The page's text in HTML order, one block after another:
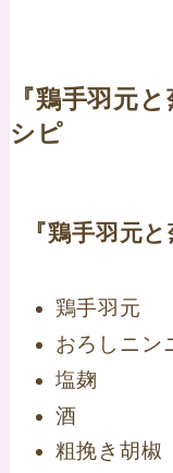
『鶏手羽元
シピ
『鶏手羽元
鶏手羽元
おろしニン
塩麹
酒
粗挽き胡椒